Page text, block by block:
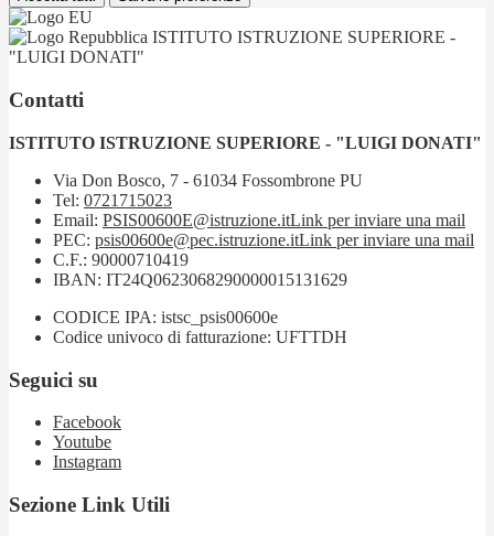
ISTITUTO ISTRUZIONE SUPERIORE -
"LUIGI DONATI"
Contatti
ISTITUTO ISTRUZIONE SUPERIORE - "LUIGI DONATI"
Via Don Bosco, 7 - 61034 Fossombrone PU
Tel: 0721715023
Email: PSIS00600E@istruzione.itLink per inviare una mail
PEC: psis00600e@pec.istruzione.itLink per inviare una mail
C.F.: 90000710419
IBAN: IT24Q0623068290000015131629
CODICE IPA: istsc_psis00600e
Codice univoco di fatturazione: UFTTDH
Seguici su
Facebook
Youtube
Instagram
Sezione Link Utili